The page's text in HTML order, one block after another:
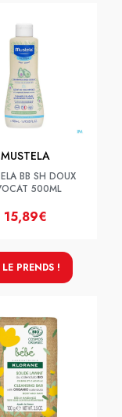
MUSTELA
BB SH DOUX
500ML
15,89€
LE PRENDS !